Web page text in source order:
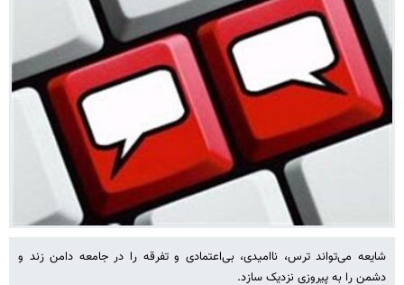
شایعه می‌تواند ترس، ناامیدی، بی‌اعتمادی و تفرقه را در جامعه دامن زند و
دشمن را به پیروزی نزدیک سازد.